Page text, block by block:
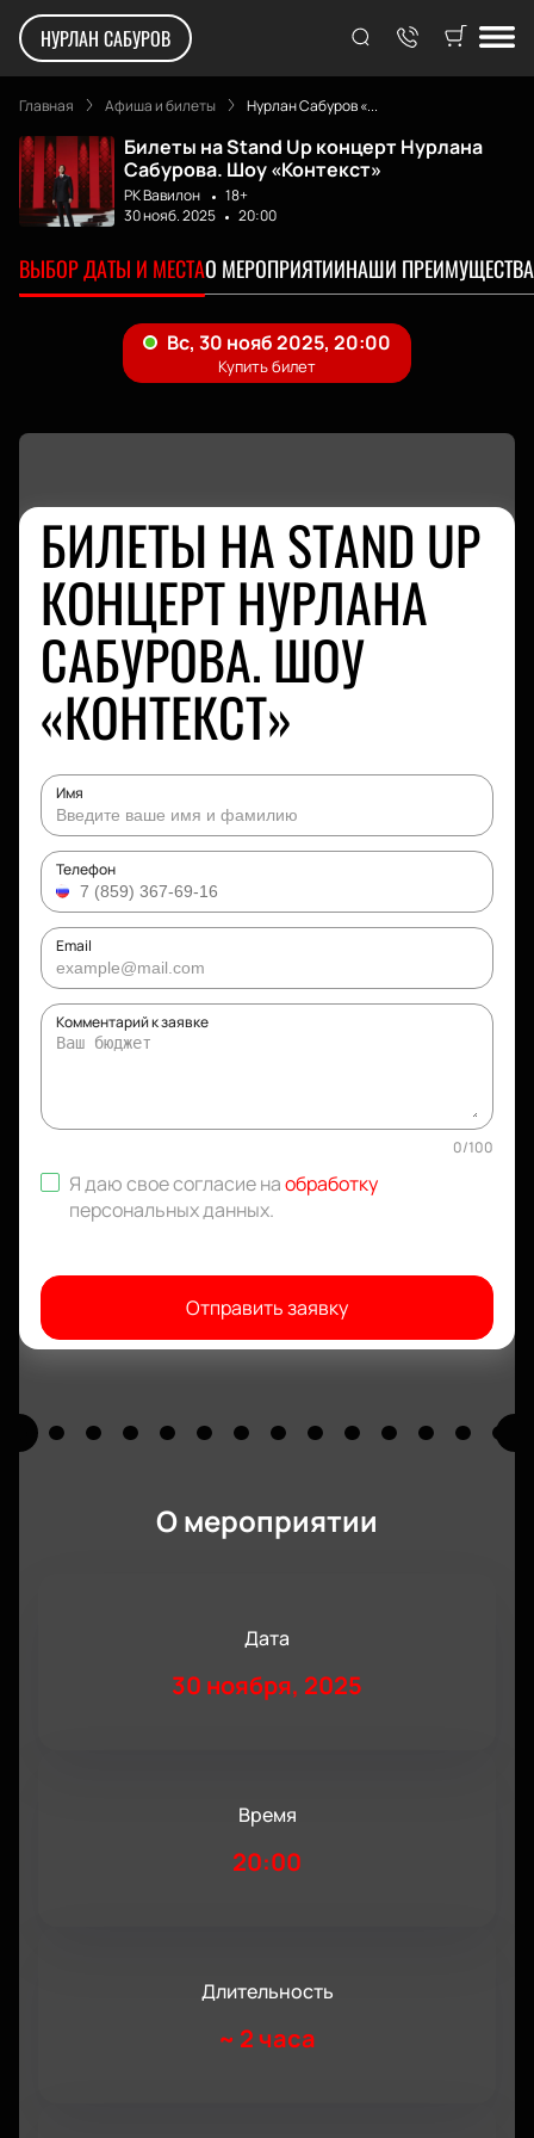
НУРЛАН САБУРОВ
Главная Афиша и билеты Нурлан Сабуров «...
Билеты на Stand Up концерт Нурлана
Сабурова. Шоу «Контекст»
РК Вавилон
18+
30 нояб. 2025
20:00
ВЫБОР ДАТЫ И МЕСТАО МЕРОПРИЯТИИНАШИ ПРЕИМУЩЕСТВА
БИЛЕТЫ НА STAND UP
КОНЦЕРТ НУРЛАНА
САБУРОВА. ШОУ
«КОНТЕКСТ»
Имя
Телефон
Email
Комментарий к заявке
0/100
Я даю свое согласие наобработку
персональных данных.
Отправить заявку
О мероприятии
Дата
30 ноября, 2025
Время
20:00
Длительность
~ 2 часа